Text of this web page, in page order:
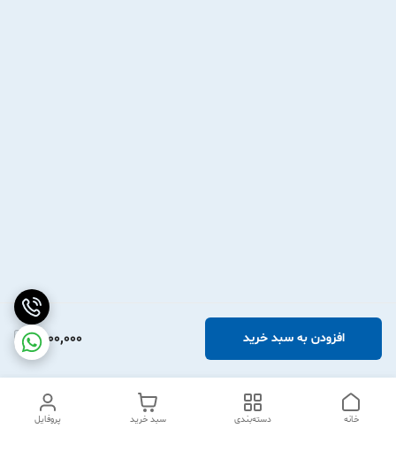
2,100,000 افزودن به سبد خرید
پروفایل سبد خرید دسته‌بندی خانه